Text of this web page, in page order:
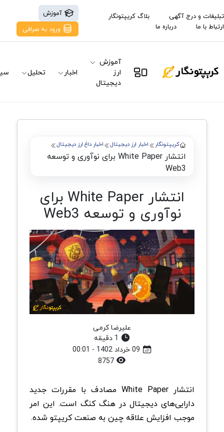
تبلیغات و درج آگهی
بلاگ کریپتونگار
ارتباط با ما
درباره ما
آموزش
ورود به صرافی
آموزش
ارز
دیجیتال
اخبار تحلیل
کریپتونگار اخبار ارز دیجیتال اخبار داغ ارز دیجیتال
انتشار White Paper برای نوآوری و توسعه
Web3
انتشار White Paper برای
نوآوری و توسعه Web3
علیرضا کرمی
انتشار White Paper مصادف با مقررات جدید
دارایی‌های دیجیتال در هنگ کنگ است. این امر
موجب افزایش علاقه چین به صنعت کریپتو شده.